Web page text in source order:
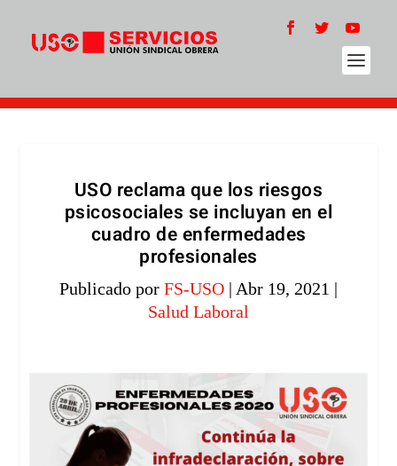
USO reclama que los riesgos
psicosociales se incluyan en el
cuadro de enfermedades
profesionales
Publicado por FS-USO | Abr 19, 2021 |
Salud Laboral